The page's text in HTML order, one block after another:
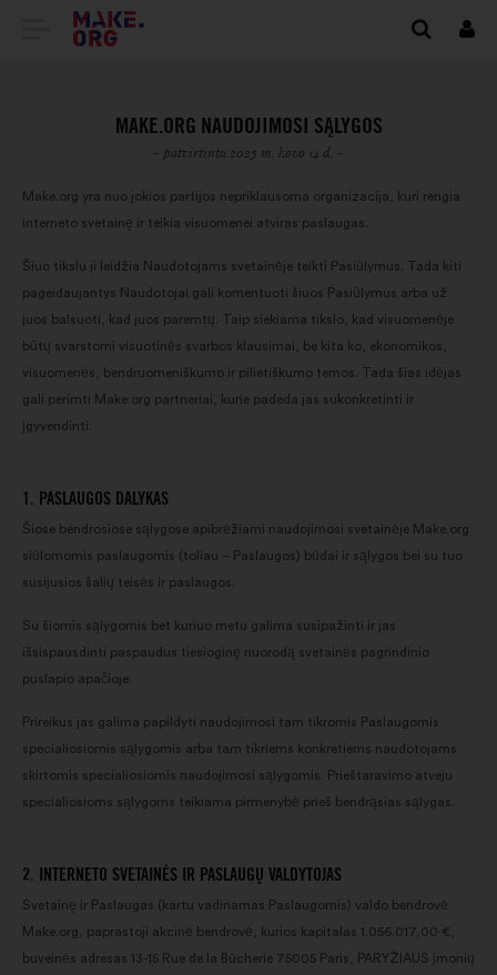
EITI
PAGRINDINĮ
MAKE.ORG
PUSLAPĮ
MAKE.ORG NAUDOJIMOSI SĄLYGOS
- patvirtinta 2023 m. kovo 14 d. -
Make.org yra nuo jokios partijos nepriklausoma organizacija, kuri rengia
interneto svetainę ir teikia visuomenei atviras paslaugas.
Šiuo tikslu ji leidžia Naudotojams svetainėje teikti Pasiūlymus. Tada kiti
pageidaujantys Naudotojai gali komentuoti šiuos Pasiūlymus arba už
juos balsuoti, kad juos paremtų. Taip siekiama tikslo, kad visuomenėje
būtų svarstomi visuotinės svarbos klausimai, be kita ko, ekonomikos,
visuomenės, bendruomeniškumo ir pilietiškumo temos. Tada šias idėjas
gali perimti Make.org partneriai, kurie padeda jas sukonkretinti ir
įgyvendinti.
1. PASLAUGOS DALYKAS
Šiose bendrosiose sąlygose apibrėžiami naudojimosi svetainėje Make.org
siūlomomis paslaugomis (toliau – Paslaugos) būdai ir sąlygos bei su tuo
susijusios šalių teisės ir paslaugos.
Su šiomis sąlygomis bet kuriuo metu galima susipažinti ir jas
išsispausdinti paspaudus tiesioginę nuorodą svetainės pagrindinio
puslapio apačioje.
Prireikus jas galima papildyti naudojimosi tam tikromis Paslaugomis
specialiosiomis sąlygomis arba tam tikriems konkretiems naudotojams
skirtomis specialiosiomis naudojimosi sąlygomis. Prieštaravimo atveju
specialiosioms sąlygoms teikiama pirmenybė prieš bendrąsias sąlygas.
2. INTERNETO SVETAINĖS IR PASLAUGŲ VALDYTOJAS
Svetainę ir Paslaugas (kartu vadinamas Paslaugomis) valdo bendrovė
Make.org, paprastoji akcinė bendrovė, kurios kapitalas 1.056.017,00·€,
buveinės adresas 13-15 Rue de la Bûcherie 75005 Paris, PARYŽIAUS įmonių